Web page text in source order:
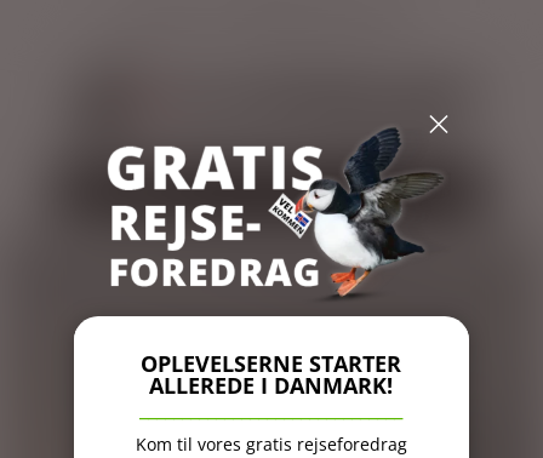
Vælg en side
×
OPLEVELSERNE STARTER
ALLEREDE I DANMARK!
Kom til vores gratis rejseforedrag